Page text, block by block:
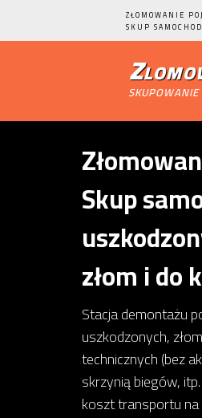
ZŁOMOWANIE
SKUP
Skup
złom i do
Stacja demontażu
uszkodzonych,
technicznych (bez
skrzynią biegów,
koszt transportu na